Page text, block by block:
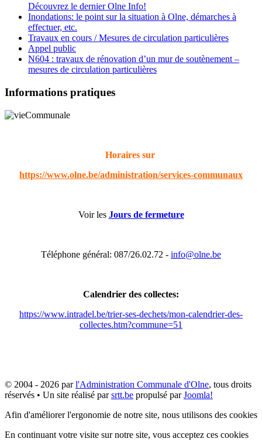
Découvrez le dernier Olne Info!
Inondations: le point sur la situation à Olne, démarches à
effectuer, etc.
Travaux en cours / Mesures de circulation particulières
Appel public
N604 : travaux de rénovation d’un mur de soutènement –
mesures de circulation particulières
Informations pratiques
Horaires sur
https://www.olne.be/administration/services-communaux
Voir les Jours de fermeture
Téléphone général: 087/26.02.72 - info@olne.be
Calendrier des collectes:
https://www.intradel.be/trier-ses-dechets/mon-calendrier-des-
collectes.htm?commune=51
© 2004 - 2026 parl'Administration Communale d'Olne, tous droits
réservés • Un site réalisé parsrtt.be propulsé parJoomla!
Afin d'améliorer l'ergonomie de notre site, nous utilisons des cookies
En continuant votre visite sur notre site, vous acceptez ces cookies